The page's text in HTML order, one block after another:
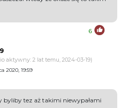
6
aktywny: 2 lat temu, 2024-03-19)
2020, 19:59
byliby tez aż takimi niewypałami